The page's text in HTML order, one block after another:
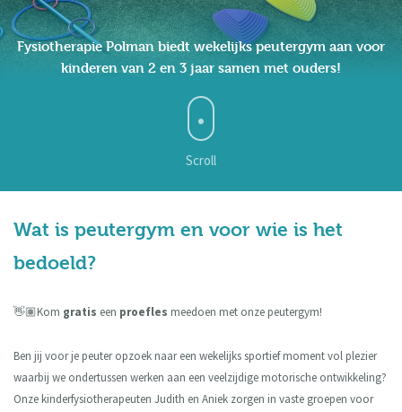
Kinderfysiotherapie
Inloopspreekuur
De praktijk
Fysiotherapie Polman biedt wekelijks peutergym aan voor
kinderen van 2 en 3 jaar samen met ouders!
Scroll
Wat is peutergym en voor wie is het
bedoeld?
👋🏽Kom gratis een proefles meedoen met onze peutergym!
Ben jij voor je peuter opzoek naar een wekelijks sportief moment vol plezier
waarbij we ondertussen werken aan een veelzijdige motorische ontwikkeling?
Onze kinderfysiotherapeuten Judith en Aniek zorgen in vaste groepen voor